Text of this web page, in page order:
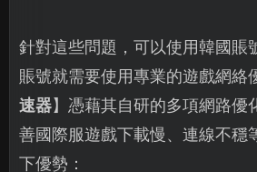
針對這些問題，可以使用韓國賬
賬號就需要使用專業的遊戲網絡
速器】憑藉其自研的多項網路優
善國際服遊戲下載慢、連線不穩
下優勢：